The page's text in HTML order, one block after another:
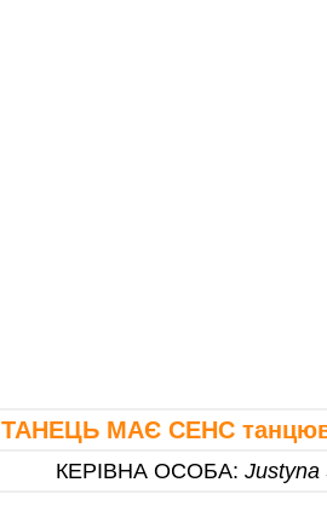
ТАНЕЦЬ МАЄ СЕНС
КЕРІВНА ОСОБА: Justyna